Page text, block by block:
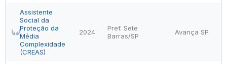
Assistente
Social da
Proteção da
Média
Complexidade
(CREAS)
2024
Pref. Sete
Barras/SP
Avança SP